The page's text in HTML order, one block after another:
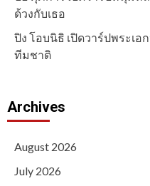
ด้วงกับเธอ
ปิง โอบนิธิ เปิดวาร์ปพระเ
ทีมชาติ
Archives
August 2026
July 2026